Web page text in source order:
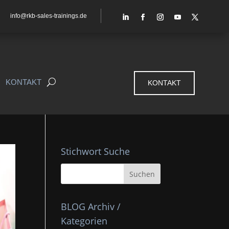
info@rkb-sales-trainings.de
KONTAKT KONTAKT
Stichwort Suche
BLOG Archiv /
Kategorien